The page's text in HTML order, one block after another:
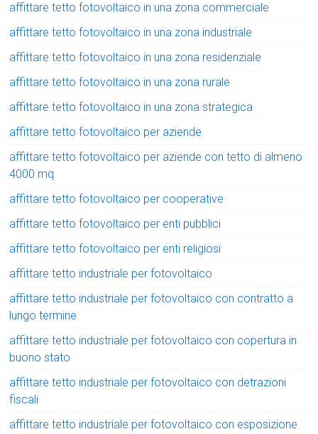
affittare tetto fotovoltaico in una zona commerciale
affittare tetto fotovoltaico in una zona industriale
affittare tetto fotovoltaico in una zona residenziale
affittare tetto fotovoltaico in una zona rurale
affittare tetto fotovoltaico in una zona strategica
affittare tetto fotovoltaico per aziende
affittare tetto fotovoltaico per aziende con tetto di almeno
4000 mq
affittare tetto fotovoltaico per cooperative
affittare tetto fotovoltaico per enti pubblici
affittare tetto fotovoltaico per enti religiosi
affittare tetto industriale per fotovoltaico
affittare tetto industriale per fotovoltaico con contratto a
lungo termine
affittare tetto industriale per fotovoltaico con copertura in
buono stato
affittare tetto industriale per fotovoltaico con detrazioni
fiscali
affittare tetto industriale per fotovoltaico con esposizione